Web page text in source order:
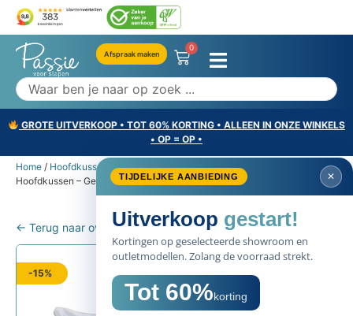
Afspraak maken
0
GROTE UITVERKOOP • TOT 60% KORTING • ALLEEN IN ONZE WINKELS
• OP = OP •
TIJDELIJKE AANBIEDING ✕
Uitverkoop gestart!
Kortingen op geselecteerde showroom en
outletmodellen. Zolang de voorraad strekt.
Tot 60%korting
Home / Hoofdkussens /Hoofdkussen 60x70/ Silvana Support Royale
Hoofdkussen – Geel
-15%
← Terug naar overzicht